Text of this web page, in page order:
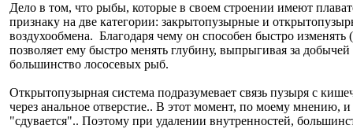
Дело в том, что рыбы, которые в своем строении имеют
признаку на две категории: закрытопузырные и
воздухообмена. Благодаря чему он способен быстро
позволяет ему быстро менять глубину, выпрыгивая за
большинство лососевых рыб.
Открытопузырная система подразумевает связь пузыря с
через анальное отверстие.. В этот момент, по моему
"сдувается".. Поэтому при удалении внутренностей,